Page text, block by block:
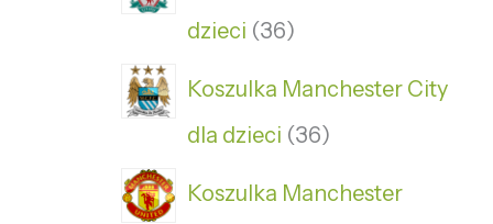
dzieci 36
Koszulka Manchester City
dla dzieci 36
Koszulka Manchester